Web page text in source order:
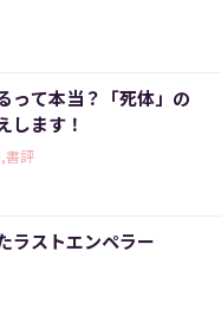
って本当？「死体」の
します！
書評
ラストエンペラー